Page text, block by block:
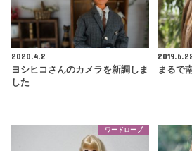
2020.4.2
ヨシヒコさんのカメラを新調しま
した
まるで
ワードローブ